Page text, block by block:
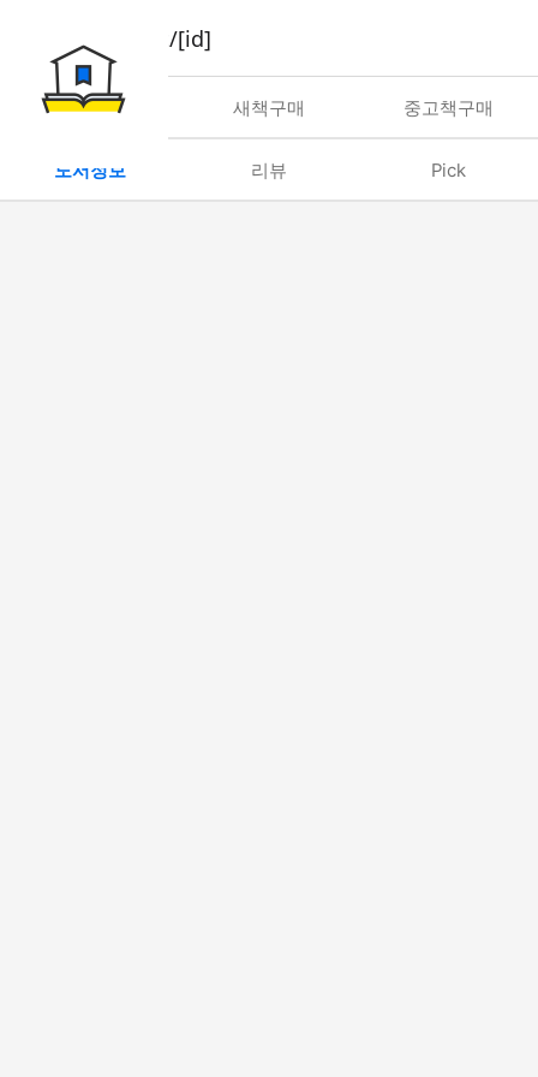
book/rent/[id]
대여 새책구매 중고책구매
도서정보 리뷰 Pick